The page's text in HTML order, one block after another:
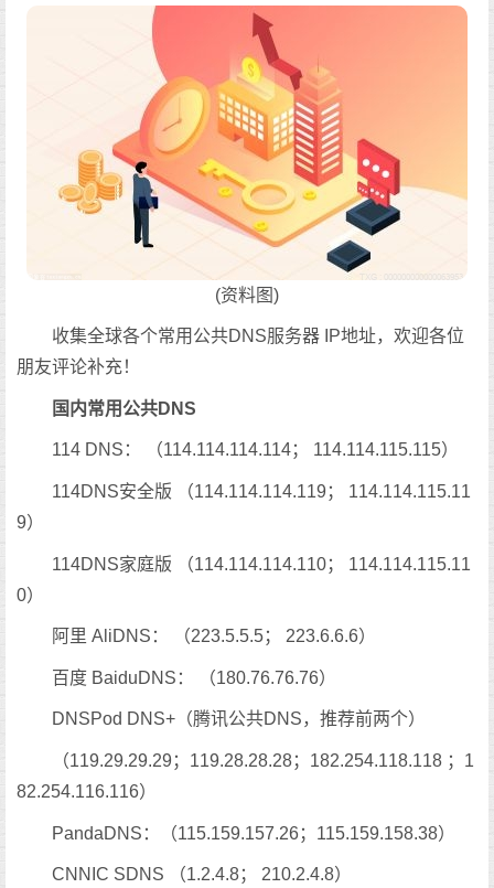
(资料图)
收集全球各个常用公共DNS服务器 IP地址，欢迎各位
朋友评论补充！
国内常用公共DNS
114 DNS： （114.114.114.114； 114.114.115.115）
114DNS安全版 （114.114.114.119； 114.114.115.11
9）
114DNS家庭版 （114.114.114.110； 114.114.115.11
0）
阿里 AliDNS： （223.5.5.5； 223.6.6.6）
百度 BaiduDNS： （180.76.76.76）
DNSPod DNS+（腾讯公共DNS，推荐前两个）
（119.29.29.29；119.28.28.28；182.254.118.118 ；1
82.254.116.116）
PandaDNS：（115.159.157.26；115.159.158.38）
CNNIC SDNS （1.2.4.8； 210.2.4.8）